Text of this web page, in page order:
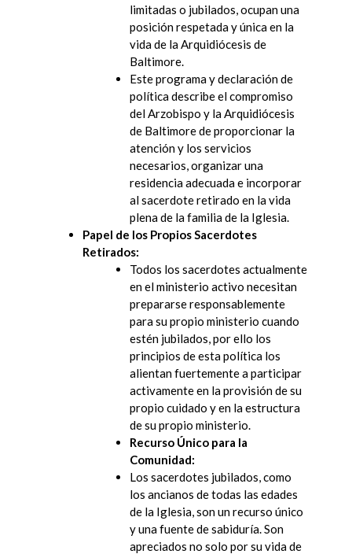
limitadas o jubilados, ocupan una
posición respetada y única en la
vida de la Arquidiócesis de
Baltimore.
Este programa y declaración de
política describe el compromiso
del Arzobispo y la Arquidiócesis
de Baltimore de proporcionar la
atención y los servicios
necesarios, organizar una
residencia adecuada e incorporar
al sacerdote retirado en la vida
plena de la familia de la Iglesia.
Papel de los Propios Sacerdotes
Retirados:
Todos los sacerdotes actualmente
en el ministerio activo necesitan
prepararse responsablemente
para su propio ministerio cuando
estén jubilados, por ello los
principios de esta política los
alientan fuertemente a participar
activamente en la provisión de su
propio cuidado y en la estructura
de su propio ministerio.
Recurso Único para la
Comunidad:
Los sacerdotes jubilados, como
los ancianos de todas las edades
de la Iglesia, son un recurso único
y una fuente de sabiduría. Son
apreciados no solo por su vida de